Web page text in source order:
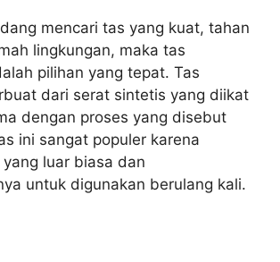
mencari tas yang kuat, tahan
lingkungan, maka tas
pilihan yang tepat. Tas
dari serat sintetis yang diikat
dengan proses yang disebut
ini sangat populer karena
luar biasa dan
untuk digunakan berulang kali.